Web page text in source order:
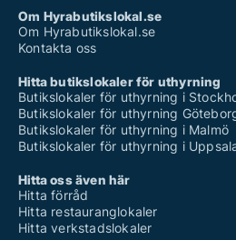
Om Hyrabutikslokal.se
Om Hyrabutikslokal.se
Kontakta oss
Hitta butikslokaler för uthyrning
Butikslokaler för uthyrning i
Butikslokaler för uthyrning
Butikslokaler för uthyrning i Malmö
Butikslokaler för uthyrning i
Hitta oss även här
Hitta förråd
Hitta restauranglokaler
Hitta verkstadslokaler